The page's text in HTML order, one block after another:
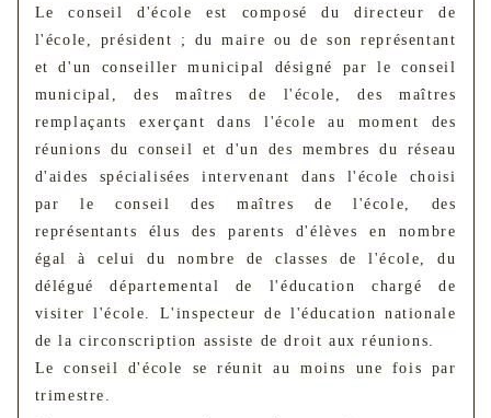
Le conseil d'école est composé du directeur de
l'école, président ; du maire ou de son représentant
et d'un conseiller municipal désigné par le conseil
municipal, des maîtres de l'école, des maîtres
remplaçants exerçant dans l'école au moment des
réunions du conseil et d'un des membres du réseau
d'aides spécialisées intervenant dans l'école choisi
par le conseil des maîtres de l'école, des
représentants élus des parents d'élèves en nombre
égal à celui du nombre de classes de l'école, du
délégué départemental de l'éducation chargé de
visiter l'école. L'inspecteur de l'éducation nationale
de la circonscription assiste de droit aux réunions.
Le conseil d'école se réunit au moins une fois par
trimestre.